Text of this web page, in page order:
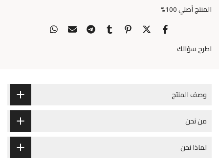
المنتج أصلي 100%
اطرح سؤالك
وصف المنتج
من نحن
لماذا نحن